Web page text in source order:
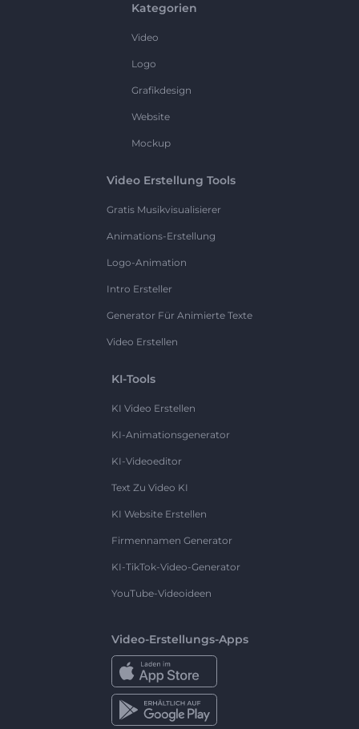
Kategorien
Video
Logo
Grafikdesign
Website
Mockup
Video Erstellung Tools
Gratis Musikvisualisierer
Animations-Erstellung
Logo-Animation
Intro Ersteller
Generator Für Animierte Texte
Video Erstellen
KI-Tools
KI Video Erstellen
KI-Animationsgenerator
KI-Videoeditor
Text Zu Video KI
KI Website Erstellen
Firmennamen Generator
KI-TikTok-Video-Generator
YouTube-Videoideen
Video-Erstellungs-Apps